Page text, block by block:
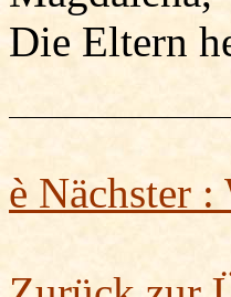
Die Eltern
è Nächster :